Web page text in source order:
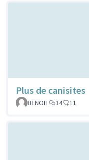
Plus de canisites
BENOIT
14 11